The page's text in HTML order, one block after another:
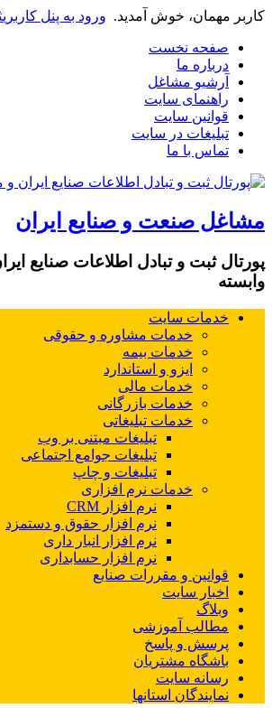
کاربر مهمان، خوش آمدید. ورود به پنل کاربری
صفحه نخست
درباره ما
آرشیو مشاغل
راهنمای سایت
قوانین سایت
تبلیغات در سایت
تماس با ما
مشاغل صنعت و صنایع ایران
پورتال ثبت و تبادل اطلاعات صنایع
وابسته
خدمات سایت
خدمات مشاوره و حقوقی
خدمات بیمه
ایزو و استاندارد
خدمات مالی
خدمات بازرگانی
خدمات تبلیغاتی
تبلیغات مبتنی بر وب
تبلیغات جوامع اجتماعی
تبلیغات و چاپ
خدمات نرم افزاری
نرم افزار CRM
نرم افزار حقوق و دستمزد
نرم افزار انبار داری
نرم افزار حسابداری
قوانین و مقررات صنایع
اخبار سایت
وبلاگ
مطالب آموزشی
پرسش و پاسخ
باشگاه مشتریان
رسانه سایت
نمایندگان استانها